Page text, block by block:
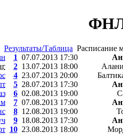
ФНЛ
Результаты/Таблица Расписание
1 07.07.2013 17:30
2 13.07.2013 18:00
4 23.07.2013 20:00
5 28.07.2013 17:30
6 02.08.2013 19:00
7 07.08.2013 17:00
8 12.08.2013 19:00
9 18.08.2013 17:30
10 23.08.2013 18:00